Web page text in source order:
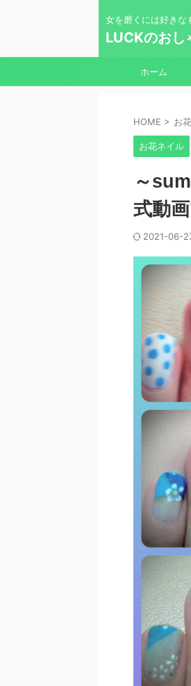
女を磨くには好きな
LUCKのおし
ホーム
HOME > お
お花ネイル
～
式動
2021-06-